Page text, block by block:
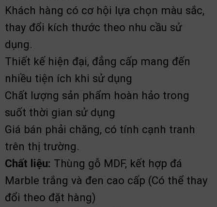
Khách hàng có cơ hội lựa chọn màu sắc,
thay đổi kích thước theo nhu cầu sử
dụng.
Thiết kế hiện đại, đẳng cấp mang đến
nhiều tiện ích khi sử dụng
Chất lượng sản phẩm hoàn hảo trong
suốt thời gian sử dụng
Giá bán phải chăng, có tính cạnh tranh
trên thị trường.
Chất liệu: Thùng gỗ MDF, kết hợp đá
Marble trắng và đen cao cấp (Có thể thay
đổi theo đặt hàng)